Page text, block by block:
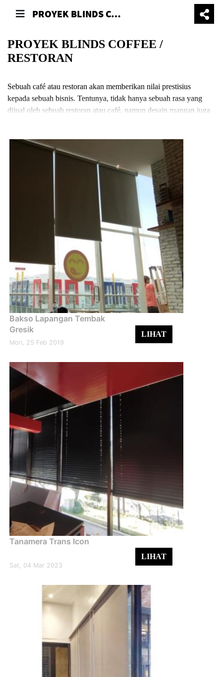
PROYEK BLINDS COFFEE / RESTORAN
PROYEK BLINDS COFFEE /
RESTORAN
Sebuah café atau restoran akan memberikan nilai prestisius
kepada sebuah bisnis. Tentunya, tidak hanya sebuah rasa yang
dijual oleh sebuah restoran atau café, namun desain ruangan juga
window fashion yang baik untuk ruangan indoor maupun
outdoor. Onna Kreasi telah dipercaya untuk menangani berbagai
restoran atau café di beberapa kota di Indonesia.
Bakso Lapangan Tembak
Gresik
Mon, 25 Feb 2019
LIHAT
Tanamera Trans Icon
Sat, 04 Mar 2023
LIHAT